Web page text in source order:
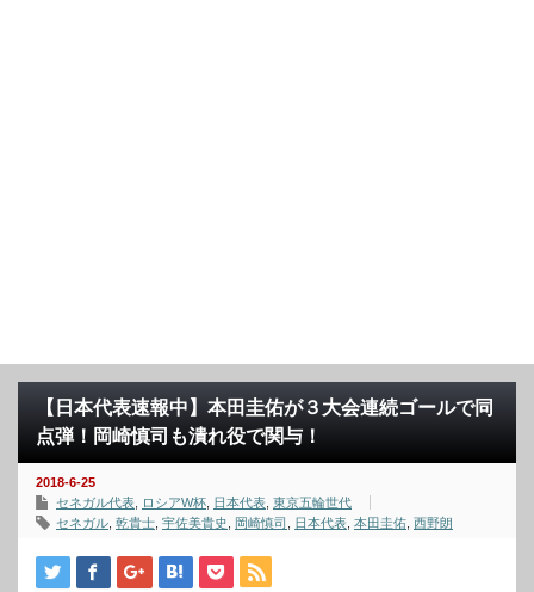
【日本代表速報中】本田圭佑が３大会連続ゴールで同
点弾！岡崎慎司も潰れ役で関与！
2018-6-25
セネガル代表
ロシアW杯 日本代表 東京五輪世代
セネガル 乾貴士 宇佐美貴史 岡崎慎司 日本代表 本田圭佑 西野朗